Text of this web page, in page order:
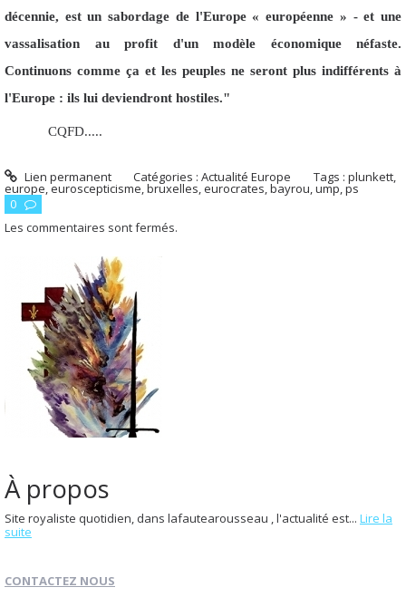
décennie, est un sabordage de l'Europe « européenne » - et une
vassalisation au profit d'un modèle économique néfaste.
Continuons comme ça et les peuples ne seront plus indifférents à
l'Europe : ils lui deviendront hostiles."
CQFD.....
Lien permanent Catégories :Actualité Europe Tags :plunkett,
europe,euroscepticisme,bruxelles,eurocrates,bayrou,ump,ps
0
Les commentaires sont fermés.
À propos
Site royaliste quotidien, dans lafautearousseau , l'actualité est... Lire la
suite
CONTACTEZ NOUS